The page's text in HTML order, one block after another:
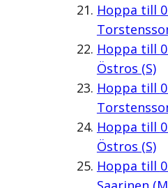
Hoppa till
Hoppa till
Östros (S)
Hoppa till
Hoppa till
Östros (S)
Hoppa till